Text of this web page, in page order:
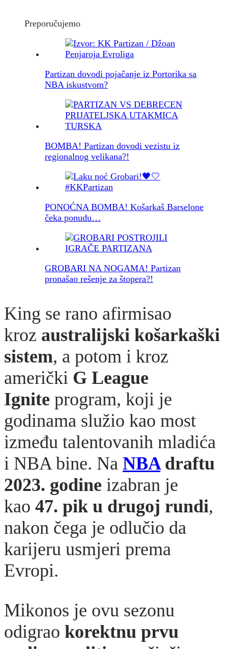
Preporučujemo
Partizan dovodi pojačanje iz Portorika sa
NBA iskustvom?
BOMBA! Partizan dovodi vezistu iz
regionalnog velikana?!
PONOĆNA BOMBA! Košarkaš Barselone
čeka ponudu…
GROBARI NA NOGAMA! Partizan
pronašao rešenje za štopera?!
King se rano afirmisao
kroz australijski košarkaški
sistem, a potom i kroz
američki G League
Ignite program, koji je
godinama služio kao most
između talentovanih mladića
i NBA bine. Na NBAdraftu
2023. godine izabran je
kao 47. pik u drugoj rundi,
nakon čega je odlučio da
karijeru usmjeri prema
Evropi.
Mikonos je ovu sezonu
odigrao korektnu prvu